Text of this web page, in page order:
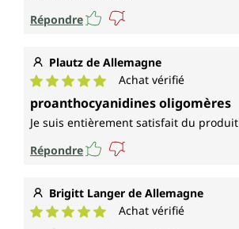
Répondre
Plautz de Allemagne
Note moyenne de 5 sur 5 étoiles
Achat vérifié
proanthocyanidines oligomères
Je suis entièrement satisfait du produit
Répondre
Brigitt Langer de Allemagne
Achat vérifié